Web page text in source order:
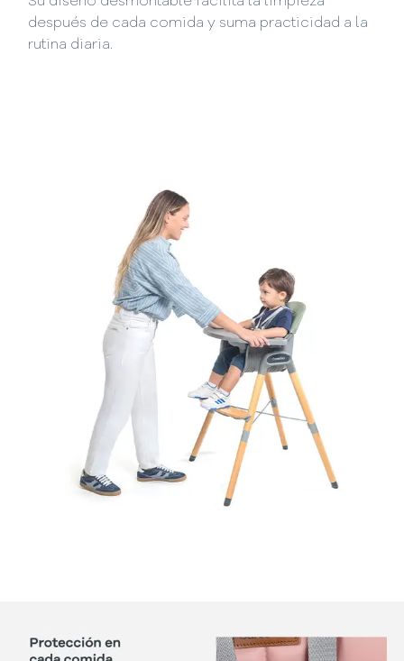
después de cada comida y suma practicidad a la
rutina diaria.